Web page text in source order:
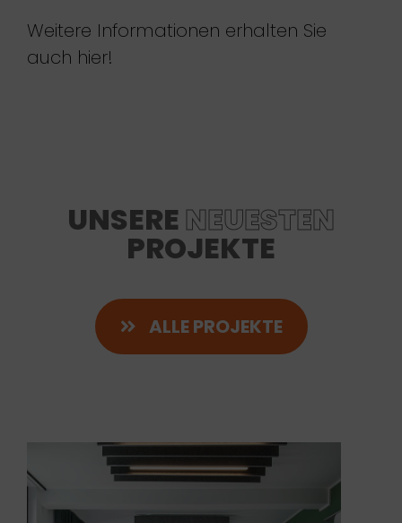
Weitere Informationen erhalten Sie
auch hier!
UNSERE NEUESTEN
PROJEKTE
ALLE PROJEKTE